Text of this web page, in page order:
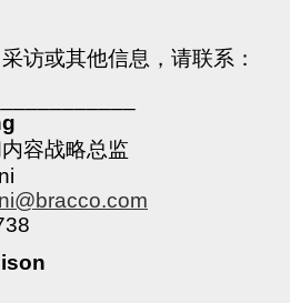
访或其他信息，请联系：
容战略总监